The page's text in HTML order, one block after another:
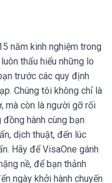
năm kinh nghiệm trong
thấu hiểu những lo
trước các quy định
Chúng tôi không chỉ là
mà còn là người gỡ rối
hành cùng bạn
dịch thuật, đến lúc
Hãy để VisaOne gánh
nề, để bạn thảnh
ngày khởi hành chuyến